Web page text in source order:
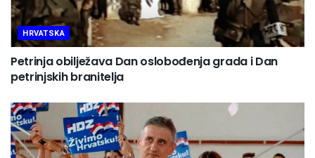
HRVATSKA
Petrinja obilježava Dan oslobođenja grada i Dan
petrinjskih branitelja